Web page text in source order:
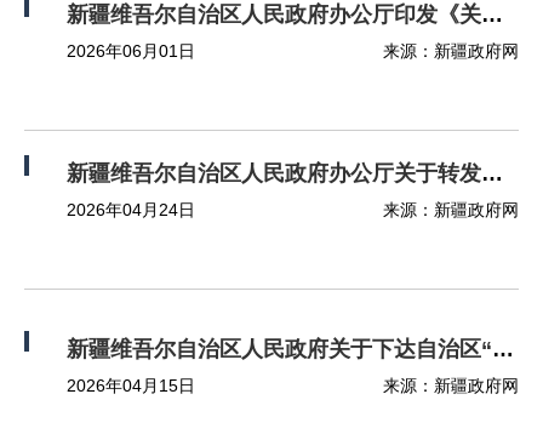
新疆维吾尔自治区人民政府办公厅印发《关于推动经济稳中向好的若干措施》的通知
2026年06月01日 来源：新疆政府网
新疆维吾尔自治区人民政府办公厅关于转发《新疆维吾尔自治区2026年度地质灾害防治方案》的通知
2026年04月24日 来源：新疆政府网
新疆维吾尔自治区人民政府关于下达自治区“十五五”期间年森林采伐限额的通知
2026年04月15日 来源：新疆政府网